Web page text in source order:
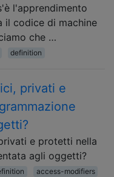
l'apprendimento
il codice di machine
che …
definition
privati ​​e
​​e protetti nella
agli oggetti?
access-modifiers